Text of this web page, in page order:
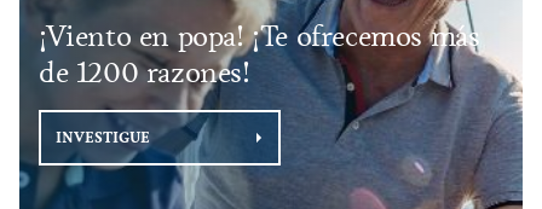
¡Viento en popa! ¡Te ofrecemos más
de 1200 razones!
INVESTIGUE